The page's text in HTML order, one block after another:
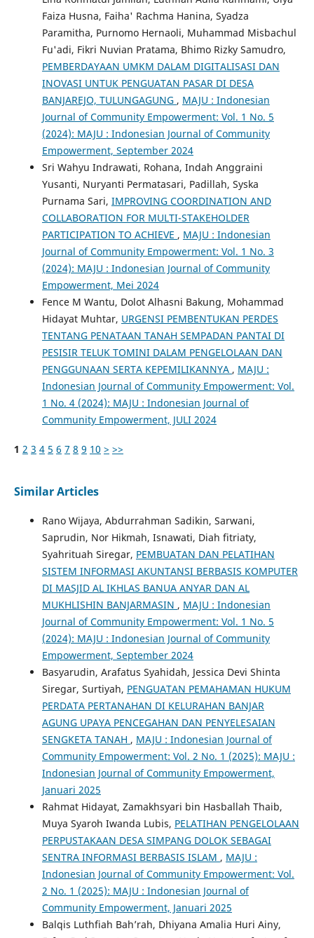
Faiza Husna, Faiha' Rachma Hanina, Syadza
Paramitha, Purnomo Hernaoli, Muhammad Misbachul
Fu'adi, Fikri Nuvian Pratama, Bhimo Rizky Samudro,
PEMBERDAYAAN UMKM DALAM DIGITALISASI DAN
INOVASI UNTUK PENGUATAN PASAR DI DESA
BANJAREJO, TULUNGAGUNG , MAJU : Indonesian
Journal of Community Empowerment: Vol. 1 No. 5
(2024): MAJU : Indonesian Journal of Community
Empowerment, September 2024
Sri Wahyu Indrawati, Rohana, Indah Anggraini
Yusanti, Nuryanti Permatasari, Padillah, Syska
Purnama Sari, IMPROVING COORDINATION AND
COLLABORATION FOR MULTI-STAKEHOLDER
PARTICIPATION TO ACHIEVE , MAJU : Indonesian
Journal of Community Empowerment: Vol. 1 No. 3
(2024): MAJU : Indonesian Journal of Community
Empowerment, Mei 2024
Fence M Wantu, Dolot Alhasni Bakung, Mohammad
Hidayat Muhtar, URGENSI PEMBENTUKAN PERDES
TENTANG PENATAAN TANAH SEMPADAN PANTAI DI
PESISIR TELUK TOMINI DALAM PENGELOLAAN DAN
PENGGUNAAN SERTA KEPEMILIKANNYA , MAJU :
Indonesian Journal of Community Empowerment: Vol.
1 No. 4 (2024): MAJU : Indonesian Journal of
Community Empowerment, JULI 2024
1 2 3 4 5 6 7 8 9 10 > >>
Similar Articles
Rano Wijaya, Abdurrahman Sadikin, Sarwani,
Saprudin, Nor Hikmah, Isnawati, Diah fitriaty,
Syahrituah Siregar, PEMBUATAN DAN PELATIHAN
SISTEM INFORMASI AKUNTANSI BERBASIS KOMPUTER
DI MASJID AL IKHLAS BANUA ANYAR DAN AL
MUKHLISHIN BANJARMASIN , MAJU : Indonesian
Journal of Community Empowerment: Vol. 1 No. 5
(2024): MAJU : Indonesian Journal of Community
Empowerment, September 2024
Basyarudin, Arafatus Syahidah, Jessica Devi Shinta
Siregar, Surtiyah, PENGUATAN PEMAHAMAN HUKUM
PERDATA PERTANAHAN DI KELURAHAN BANJAR
AGUNG UPAYA PENCEGAHAN DAN PENYELESAIAN
SENGKETA TANAH , MAJU : Indonesian Journal of
Community Empowerment: Vol. 2 No. 1 (2025): MAJU :
Indonesian Journal of Community Empowerment,
Januari 2025
Rahmat Hidayat, Zamakhsyari bin Hasballah Thaib,
Muya Syaroh Iwanda Lubis, PELATIHAN PENGELOLAAN
PERPUSTAKAAN DESA SIMPANG DOLOK SEBAGAI
SENTRA INFORMASI BERBASIS ISLAM , MAJU :
Indonesian Journal of Community Empowerment: Vol.
2 No. 1 (2025): MAJU : Indonesian Journal of
Community Empowerment, Januari 2025
Balqis Luthfiah Bah’rah, Dhiyana Amalia Huri Ainy,